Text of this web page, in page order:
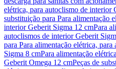
elétrica, para autoclismo de interior
substituição para Para alimentação
interior Geberit Sigma 12 cmPara
autoclismos de interior Geberit
para Para alimentação elétrica,
Sigma 8 cmPara alimentação
Geberit Omega 12 cmPeças de